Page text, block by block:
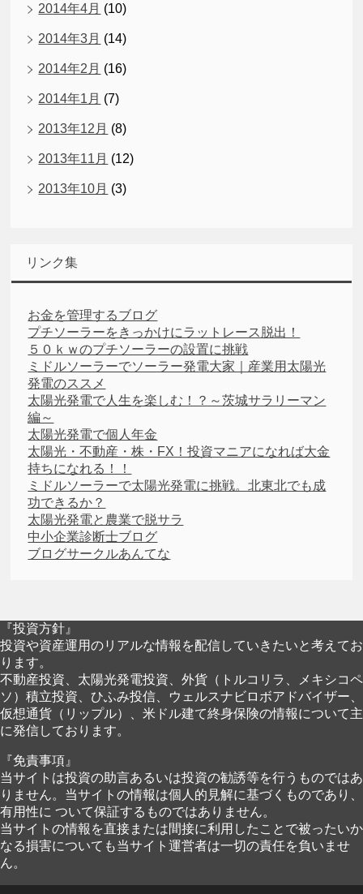
2014年4月 (10)
2014年3月 (14)
2014年2月 (16)
2014年1月 (7)
2013年12月 (8)
2013年11月 (12)
2013年10月 (3)
リンク集
お金を管理するブログ
プチソーラーをきっかけにラットレース脱出！
５０ｋｗのプチソーラーの設置に挑戦
ミドルソーラーでソーラー発電大家｜産業用太陽光
発電のススメ
太陽光発電で人生を楽しむ！？～茨城サラリーマン
編～
太陽光発電で個人年金
太陽光・不動産・株・FX！投資マニアになれば大金
持ちになれる！！
ミドルソーラーで太陽光発電に挑戦。北東北でも成
功できるか？
太陽光発電と農業で脱サラ
中小企業診断士ブログ
ブログサークルあんてな
『投資方針』
投資や資産運用のリアルな情報を配信していきたいと考えてお
ります。
不動産投資、太陽光発電投資、外貨（トルコリラ、メキシコペ
ソ）積立投資、ひふみ投信、ウェルスナビロボアドバイザー、
仮想通貨（リップル）、米ドル建て終身保険の情報について主
に発信しております。
『免責事項』
当サイトは投資の助言あるいは投資の勧誘等を行うものではあ
りません。当サイトの情報は個人的見解に基づくものであり、
有用性に ついて保証するものではありません。
当サイトの情報を直接または間接に利用したことで被ったいか
なる損害についても当サイト運営者は一切の責任を負いませ
ん。